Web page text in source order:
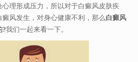
理形成压力，所以对于白癜风皮肤疾
风发生，对身心健康不利，那么白癜风
?我们一起来看一下。